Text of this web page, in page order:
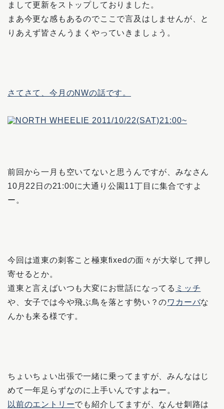
まして更新をストップしておりました。
まあ今更な感もあるのでここで言及はしませんが、と
りあえず皆さんうまくやっていきましょう。
さてさて、今月のNWの話です。
前回から一月も空いてないと思うんですが、みなさん
10月22日の21:00に大通り公園11丁目に集合ですよ
ー。
今回は道東の刺客こと極東fixedの面々が大挙して押し
寄せるとか。
道東と言えばいつも大変にお世話になってる ミッチ
や、女子では今や飛ぶ鳥を落とす勢い？のワカーバな
んかも来る様です。
ちょいちょい出張で一緒に乗ってますが、みんなはじ
めて一年足らずなのに上手いんですよねー。
以前のエントリーでも紹介してますが、なんせ釧路は